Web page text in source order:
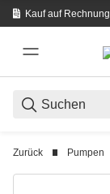
Kauf auf Rechnung
Zurück Pumpen